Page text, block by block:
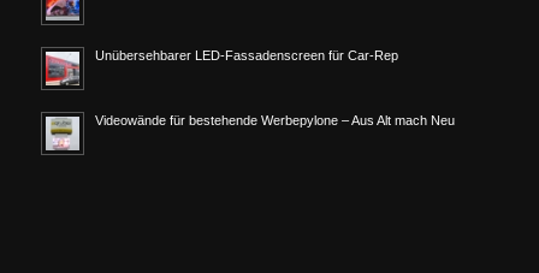
Unübersehbarer LED-Fassadenscreen für Car-Rep
Videowände für bestehende Werbepylone – Aus Alt mach Neu